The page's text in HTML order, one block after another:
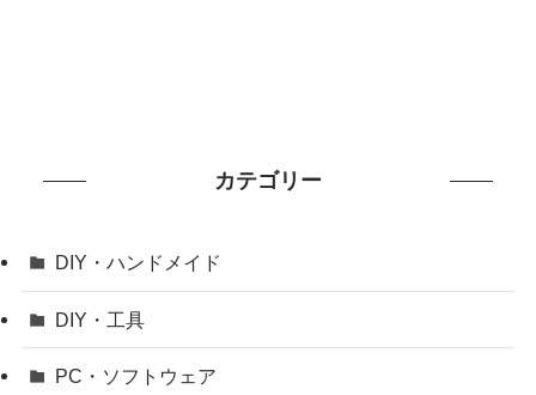
カテゴリー
DIY・ハンドメイド
DIY・工具
PC・ソフトウェア